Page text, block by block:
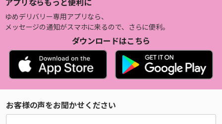
アプリならもっと便利に
ゆめデリバリー専用アプリなら、
メッセージの通知がスマホに来るので、さらに便利。
ダウンロードはこちら
お客様の声をお聞かせください